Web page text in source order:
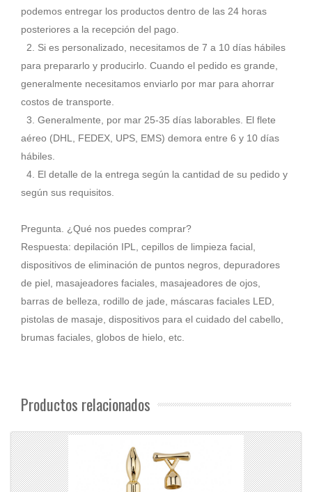
podemos entregar los productos dentro de las 24 horas
posteriores a la recepción del pago.
2. Si es personalizado, necesitamos de 7 a 10 días hábiles
para prepararlo y producirlo. Cuando el pedido es grande,
generalmente necesitamos enviarlo por mar para ahorrar
costos de transporte.
3. Generalmente, por mar 25-35 días laborables. El flete
aéreo (DHL, FEDEX, UPS, EMS) demora entre 6 y 10 días
hábiles.
4. El detalle de la entrega según la cantidad de su pedido y
según sus requisitos.
Pregunta. ¿Qué nos puedes comprar?
Respuesta: depilación IPL, cepillos de limpieza facial,
dispositivos de eliminación de puntos negros, depuradores
de piel, masajeadores faciales, masajeadores de ojos,
barras de belleza, rodillo de jade, máscaras faciales LED,
pistolas de masaje, dispositivos para el cuidado del cabello,
brumas faciales, globos de hielo, etc.
Productos relacionados